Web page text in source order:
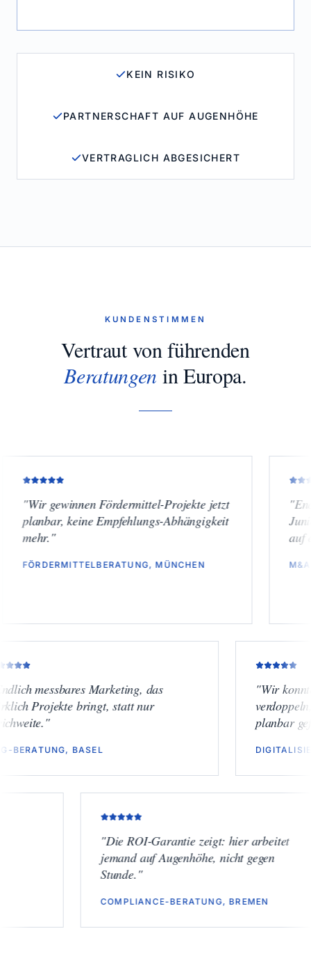
KEIN RISIKO
PARTNERSCHAFT AUF AUGENHÖHE
VERTRAGLICH ABGESICHERT
KUNDENSTIMMEN
Vertraut von führenden
Beratungen in Europa.
gewinnen Fördermittel-Projekte jetzt
keine Empfehlungs-Abhängigkeit
MÜNCHEN
Endlich
Junior-
auf einem
M&A-
"Endlich messbares Marketing, das
wirklich Projekte bringt, statt nur
Reichweite.
ESG-BERATUNG, BASEL
"
Die ROI-Garantie zeigt: hier arbeitet
jemand auf Augenhöhe, nicht gegen
Stunde."
COMPLIANCE-BERATUNG, BREMEN